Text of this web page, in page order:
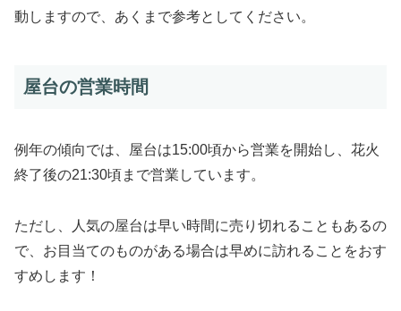
動しますので、あくまで参考としてください。
屋台の営業時間
例年の傾向では、屋台は15:00頃から営業を開始し、花火
終了後の21:30頃まで営業しています。
ただし、人気の屋台は早い時間に売り切れることもあるの
で、お目当てのものがある場合は早めに訪れることをおす
すめします！